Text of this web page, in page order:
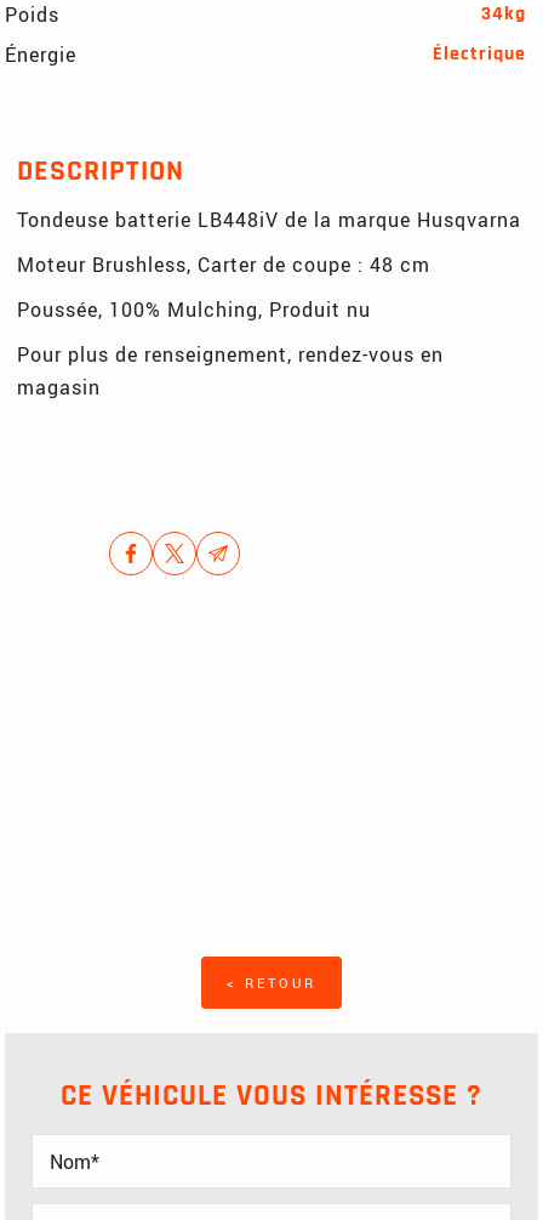
Poids
34kg
Énergie
Électrique
DESCRIPTION
Tondeuse batterie LB448iV de la marque Husqvarna
Moteur Brushless, Carter de coupe : 48 cm
Poussée, 100% Mulching, Produit nu
Pour plus de renseignement, rendez-vous en
magasin
< RETOUR
CE VÉHICULE VOUS INTÉRESSE ?